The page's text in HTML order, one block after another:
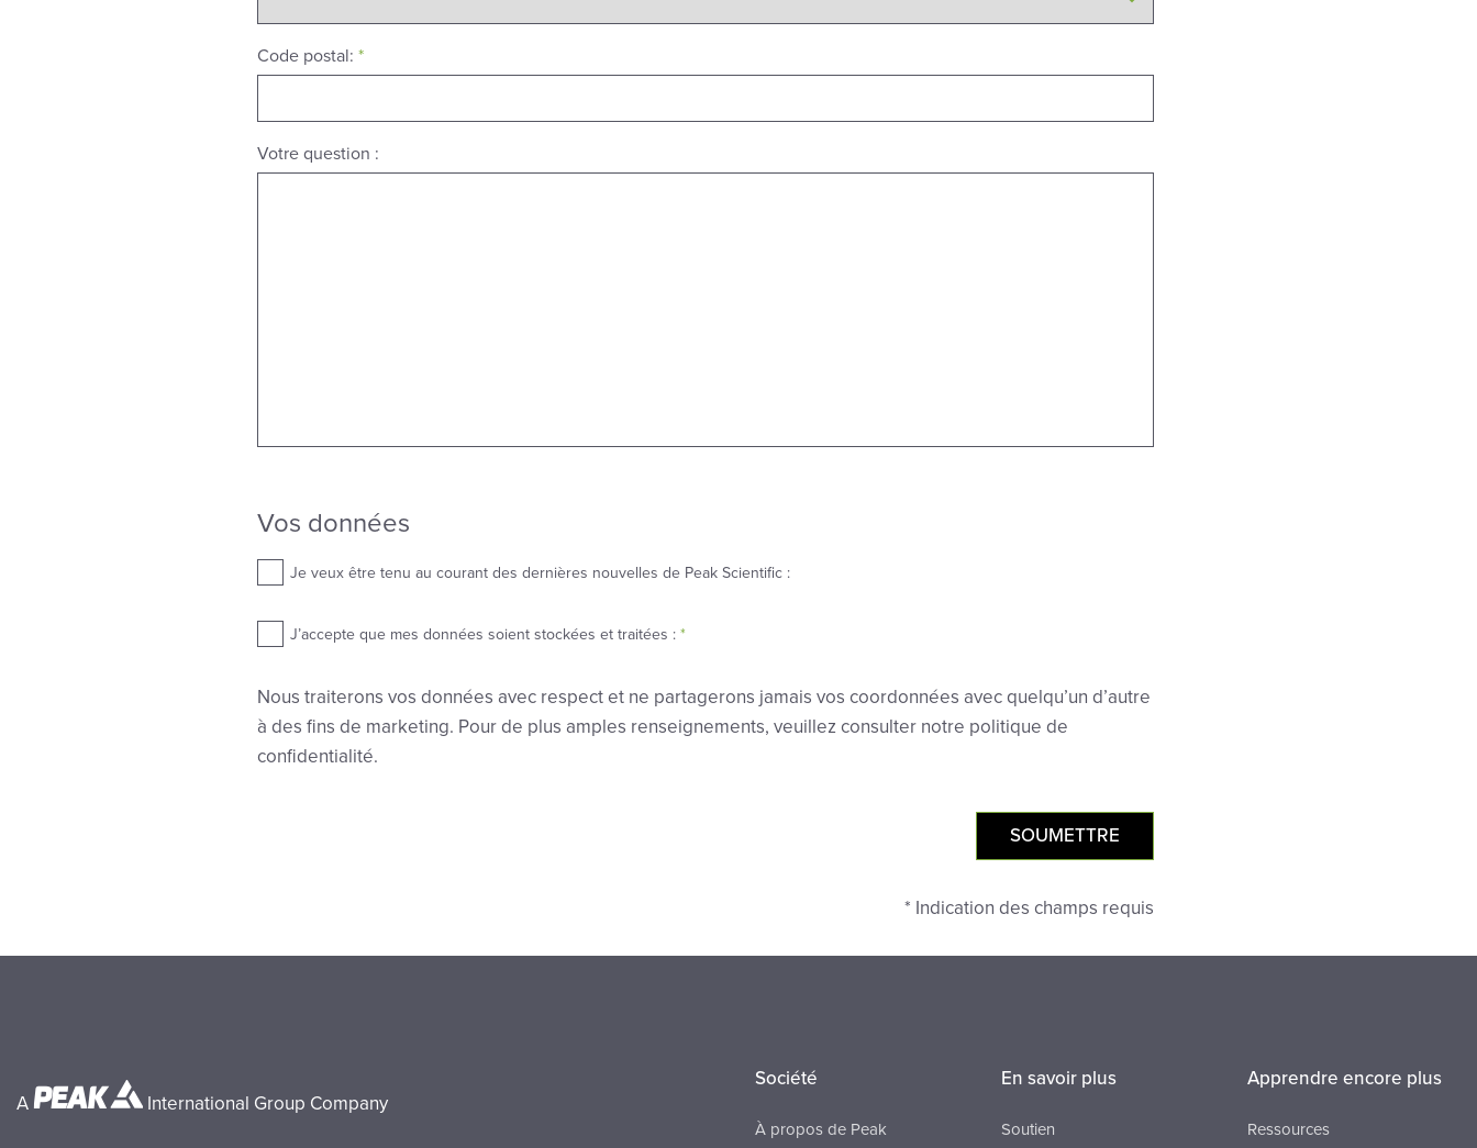
Code postal: *
Votre question :
Vos données
Je veux être tenu au courant des dernières nouvelles de Peak Scientific :
J’accepte que mes données soient stockées et traitées : *
Nous traiterons vos données avec respect et ne partagerons jamais vos coordonnées avec quelqu’un d’autre
à des fins de marketing. Pour de plus amples renseignements, veuillez consulter notre politique de
confidentialité.
* Indication des champs requis
A International Group Company
Société
À propos de Peak
En savoir plus
Soutien
Apprendre encore plus
Ressources